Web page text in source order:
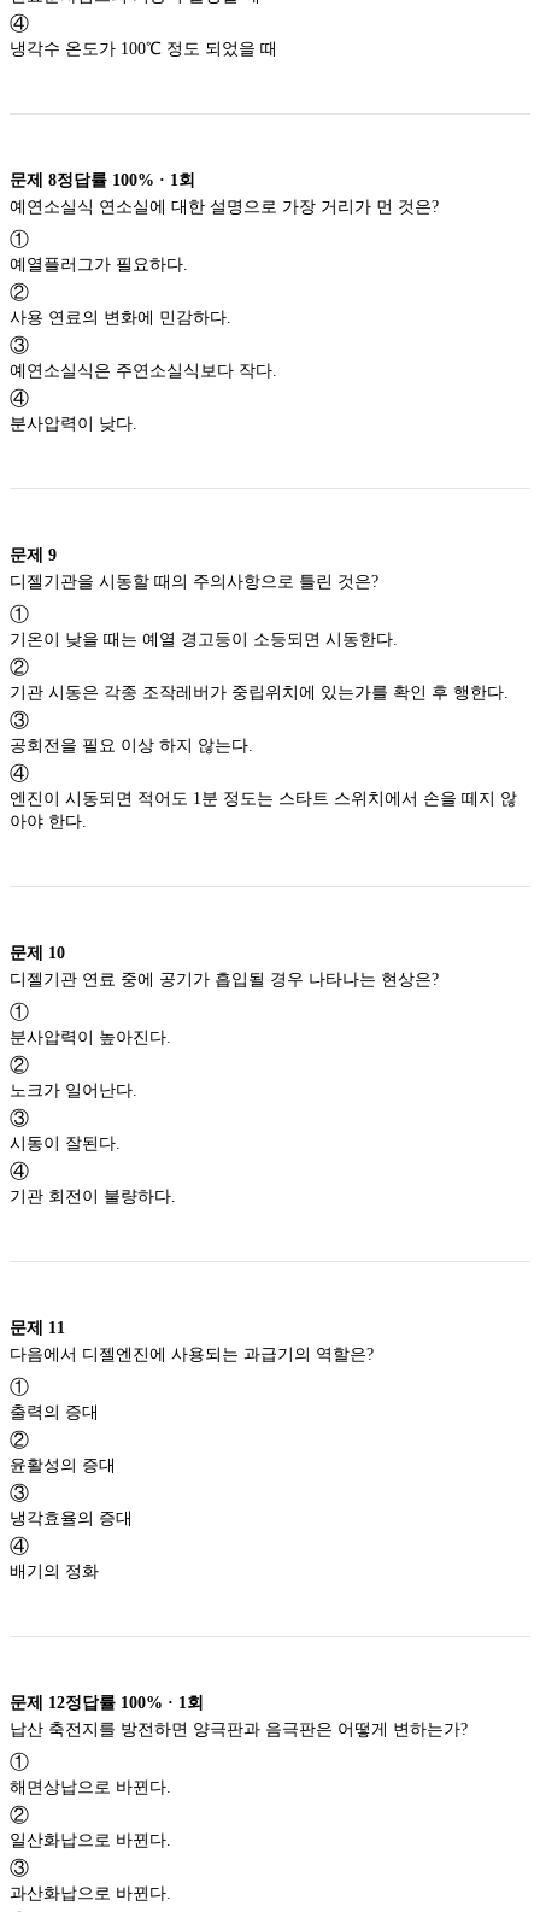
④
냉각수 온도가 100℃ 정도 되었을 때
문제 8정답률 100% · 1 회
예연소실식 연소실에 대한 설명으로 가장 거리가 먼 것은?
①
예열플러그가 필요하다.
②
사용 연료의 변화에 민감하다.
③
예연소실식은 주연소실식보다 작다.
④
분사압력이 낮다.
문제 9
디젤기관을 시동할 때의 주의사항으로 틀린 것은?
①
기온이 낮을 때는 예열 경고등이 소등되면 시동한다.
②
기관 시동은 각종 조작레버가 중립위치에 있는가를 확인 후 행한다.
③
공회전을 필요 이상 하지 않는다.
④
엔진이 시동되면 적어도 1분 정도는 스타트 스위치에서 손을 떼지 않
아야 한다.
문제 10
디젤기관 연료 중에 공기가 흡입될 경우 나타나는 현상은?
①
분사압력이 높아진다.
②
노크가 일어난다.
③
시동이 잘된다.
④
기관 회전이 불량하다.
문제 11
다음에서 디젤엔진에 사용되는 과급기의 역할은?
①
출력의 증대
②
윤활성의 증대
③
냉각효율의 증대
④
배기의 정화
문제 12정답률 100% · 1 회
납산 축전지를 방전하면 양극판과 음극판은 어떻게 변하는가?
①
해면상납으로 바뀐다.
②
일산화납으로 바뀐다.
③
과산화납으로 바뀐다.